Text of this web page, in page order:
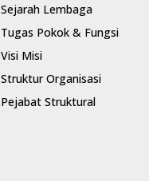
Sejarah Lembaga
Tugas Pokok & Fungsi
Visi Misi
Struktur Organisasi
Pejabat Struktural